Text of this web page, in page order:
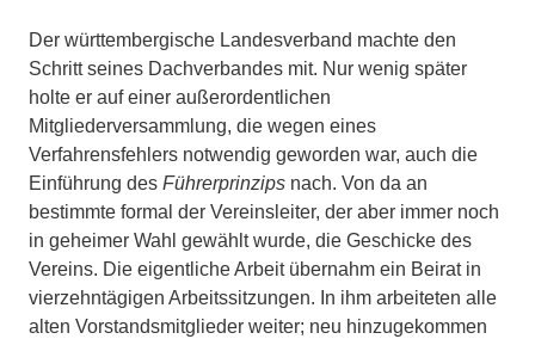
Der württembergische Landesverband machte den
Schritt seines Dachverbandes mit. Nur wenig später
holte er auf einer außerordentlichen
Mitgliederversammlung, die wegen eines
Verfahrensfehlers notwendig geworden war, auch die
Einführung des Führerprinzips nach. Von da an
bestimmte formal der Vereinsleiter, der aber immer noch
in geheimer Wahl gewählt wurde, die Geschicke des
Vereins. Die eigentliche Arbeit übernahm ein Beirat in
vierzehntägigen Arbeitssitzungen. In ihm arbeiteten alle
alten Vorstandsmitglieder weiter; neu hinzugekommen